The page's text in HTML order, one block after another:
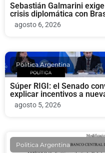
Sebastián Galmarini
crisis diplomática con
agosto 6, 2026
Politica Argentina
Súper RIGI: el Senado
explicar incentivos a
agosto 5, 2026
Politica Argentina